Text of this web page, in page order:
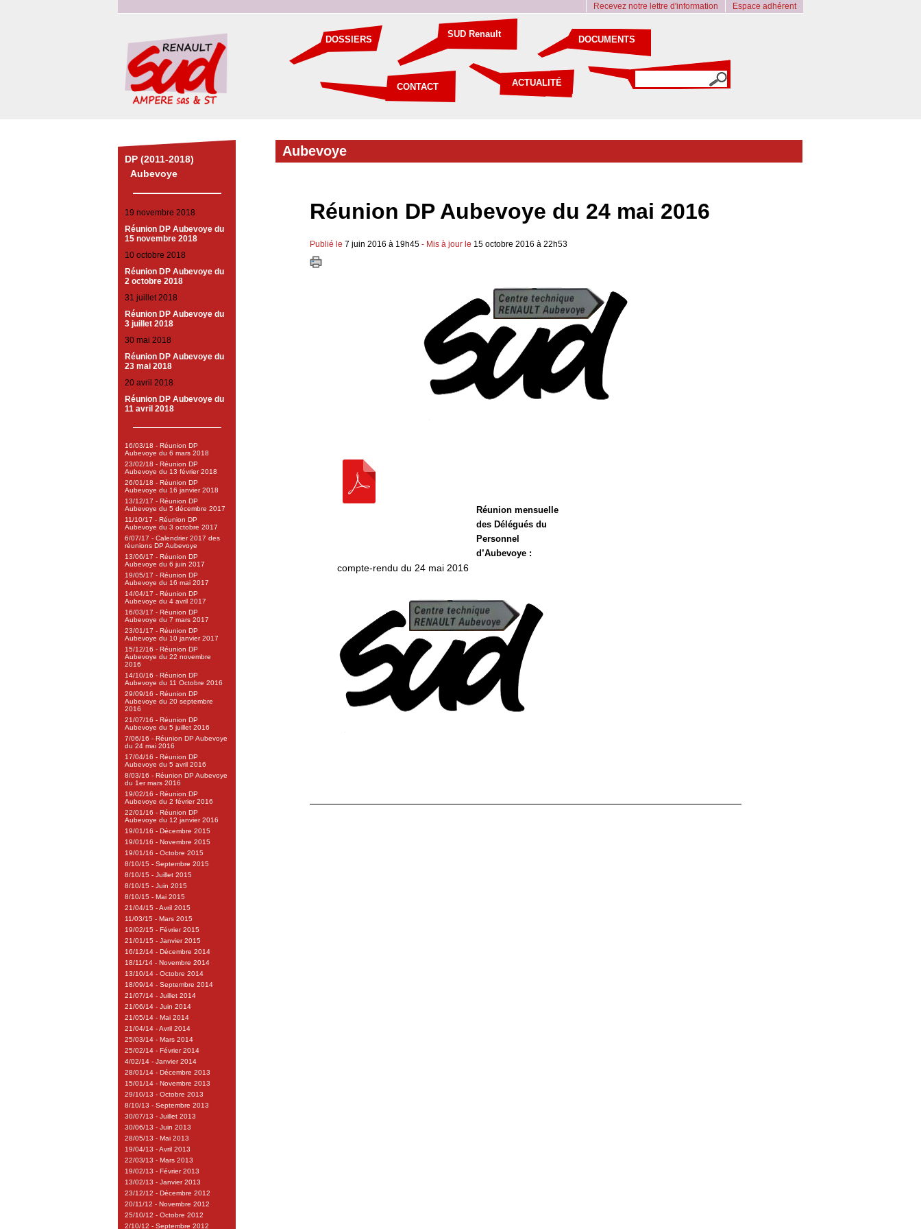
Espace adhérent
Recevez notre lettre d'information
SUD Renault
ACTUALITÉ
DOSSIERS
CONTACT
DOCUMENTS
DP (2011-2018)
Aubevoye
19 novembre 2018
Réunion DP Aubevoye du
15 novembre 2018
10 octobre 2018
Réunion DP Aubevoye du
2 octobre 2018
31 juillet 2018
Réunion DP Aubevoye du
3 juillet 2018
30 mai 2018
Réunion DP Aubevoye du
23 mai 2018
20 avril 2018
Réunion DP Aubevoye du
11 avril 2018
16/03/18 - Réunion DP
Aubevoye du 6 mars 2018
23/02/18 - Réunion DP
Aubevoye du 13 février 2018
26/01/18 - Réunion DP
Aubevoye du 16 janvier 2018
13/12/17 - Réunion DP
Aubevoye du 5 décembre 2017
11/10/17 - Réunion DP
Aubevoye du 3 octobre 2017
6/07/17 - Calendrier 2017 des
réunions DP Aubevoye
13/06/17 - Réunion DP
Aubevoye du 6 juin 2017
19/05/17 - Réunion DP
Aubevoye du 16 mai 2017
14/04/17 - Réunion DP
Aubevoye du 4 avril 2017
16/03/17 - Réunion DP
Aubevoye du 7 mars 2017
23/01/17 - Réunion DP
Aubevoye du 10 janvier 2017
15/12/16 - Réunion DP
Aubevoye du 22 novembre
2016
14/10/16 - Réunion DP
Aubevoye du 11 Octobre 2016
29/09/16 - Réunion DP
Aubevoye du 20 septembre
2016
21/07/16 - Réunion DP
Aubevoye du 5 juillet 2016
7/06/16 - Réunion DP Aubevoye
du 24 mai 2016
17/04/16 - Réunion DP
Aubevoye du 5 avril 2016
8/03/16 - Réunion DP Aubevoye
du 1er mars 2016
19/02/16 - Réunion DP
Aubevoye du 2 février 2016
22/01/16 - Réunion DP
Aubevoye du 12 janvier 2016
19/01/16 - Décembre 2015
19/01/16 - Novembre 2015
19/01/16 - Octobre 2015
8/10/15 - Septembre 2015
8/10/15 - Juillet 2015
8/10/15 - Juin 2015
8/10/15 - Mai 2015
21/04/15 - Avril 2015
11/03/15 - Mars 2015
19/02/15 - Février 2015
21/01/15 - Janvier 2015
16/12/14 - Décembre 2014
18/11/14 - Novembre 2014
13/10/14 - Octobre 2014
18/09/14 - Septembre 2014
21/07/14 - Juillet 2014
21/06/14 - Juin 2014
21/05/14 - Mai 2014
21/04/14 - Avril 2014
25/03/14 - Mars 2014
25/02/14 - Février 2014
4/02/14 - Janvier 2014
28/01/14 - Décembre 2013
15/01/14 - Novembre 2013
29/10/13 - Octobre 2013
8/10/13 - Septembre 2013
30/07/13 - Juillet 2013
30/06/13 - Juin 2013
28/05/13 - Mai 2013
19/04/13 - Avril 2013
22/03/13 - Mars 2013
19/02/13 - Février 2013
13/02/13 - Janvier 2013
23/12/12 - Décembre 2012
20/11/12 - Novembre 2012
25/10/12 - Octobre 2012
2/10/12 - Septembre 2012
Aubevoye
Réunion DP Aubevoye du 24 mai 2016
Publié le 7 juin 2016 à 19h45 - Mis à jour le 15 octobre 2016 à 22h53
Réunion mensuelle
des Délégués du
Personnel
d’Aubevoye :
compte-rendu du 24 mai 2016